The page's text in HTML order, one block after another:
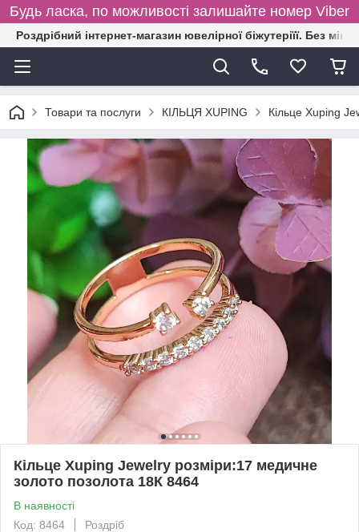
Будь ласка, по можливості залишайте номер Viber
Роздрібний інтернет-магазин ювелірної біжутеріїї. Без
Товари та послуги КІЛЬЦЯ XUPING Кільце Xuping
Кільце Xuping Jewelry розміри:17 медичне
золото позолота 18К 8464
В наявності
Код: 8464
Роздріб